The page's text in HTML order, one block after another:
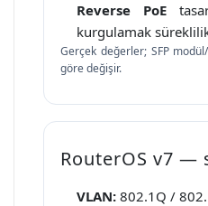
Reverse PoE
kurgulamak
Gerçek değerler; SFP
göre değişir.
RouterOS v7 —
VLAN: 802.1Q /